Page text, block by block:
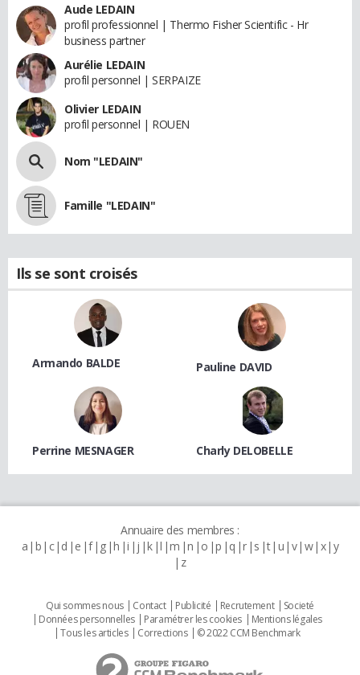
Aude LEDAIN
profil professionnel | Thermo Fisher Scientific - Hr
business partner
Aurélie LEDAIN
profil personnel | SERPAIZE
Olivier LEDAIN
profil personnel | ROUEN
Nom "LEDAIN"
Famille "LEDAIN"
Ils se sont croisés
Armando BALDE Pauline DAVID
Perrine MESNAGER Charly DELOBELLE
Annuaire des membres :
a b c d e f g h i j k l m n o p q r s t u v w x y
z
Qui sommes nous Contact Publicité Recrutement
Societé
Données personnelles
Paramétrer les cookies
Mentions légales
Tous les articles
Corrections © 2022 CCM Benchmark